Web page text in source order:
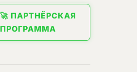
🚀 ПАРТНЁРСКАЯ
ПРОГРАММА